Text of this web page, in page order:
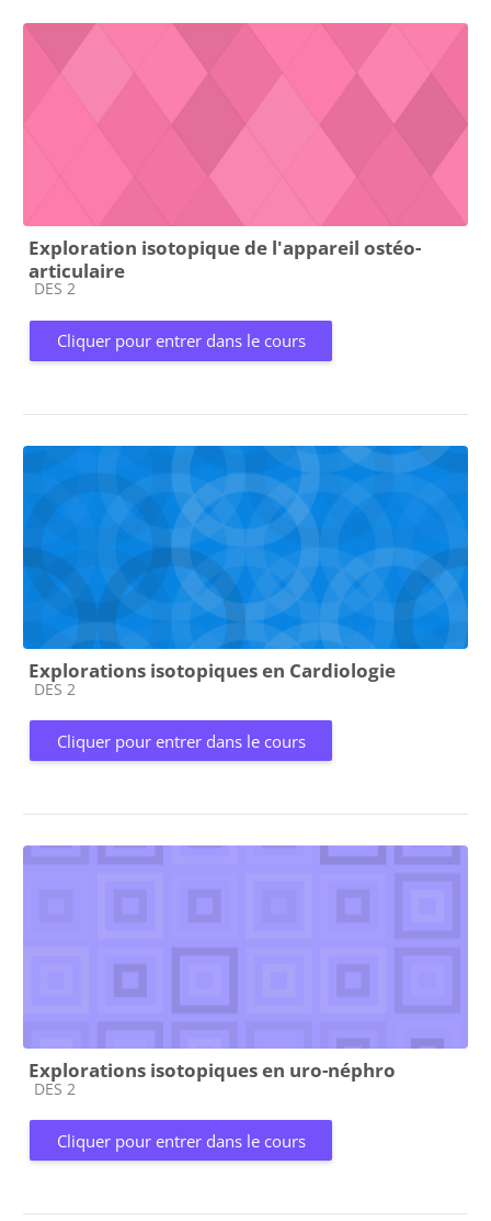
Exploration isotopique de l'appareil ostéo-
articulaire
Catégorie de cours
DES 2
Cliquer pour entrer dans le cours
Explorations isotopiques en Cardiologie
Catégorie de cours
DES 2
Cliquer pour entrer dans le cours
Explorations isotopiques en uro-néphro
Catégorie de cours
DES 2
Cliquer pour entrer dans le cours